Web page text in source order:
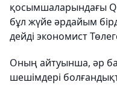
қосымшаларындағы
бұл жүйе әрдайым
дейді экономист
Оның айтуынша, әр
шешімдері